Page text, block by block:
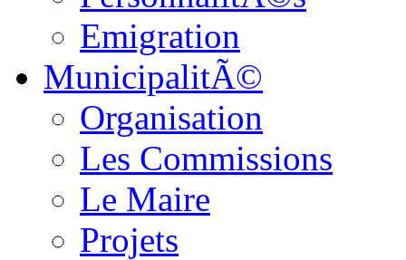
Emigration
MunicipalitÃ©
Organisation
Les Commissions
Le Maire
Projets